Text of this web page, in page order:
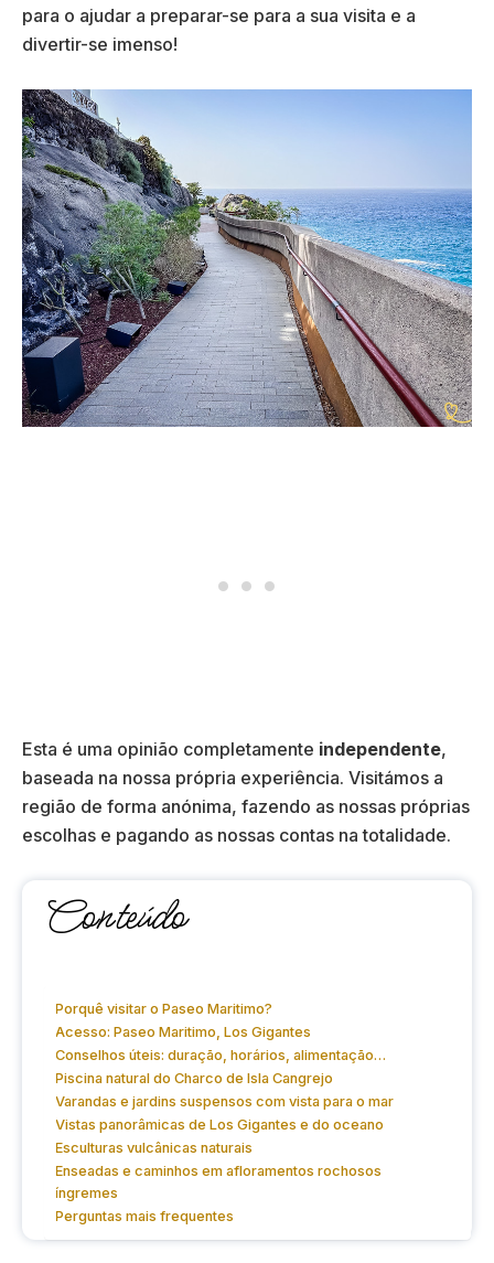
para o ajudar a preparar-se para a sua visita e a
divertir-se imenso!
Esta é uma opinião completamente independente,
baseada na nossa própria experiência. Visitámos a
região de forma anónima, fazendo as nossas próprias
escolhas e pagando as nossas contas na totalidade.
Conteúdo
Porquê visitar o Paseo Maritimo?
Acesso: Paseo Maritimo, Los Gigantes
Conselhos úteis: duração, horários, alimentação…
Piscina natural do Charco de Isla Cangrejo
Varandas e jardins suspensos com vista para o mar
Vistas panorâmicas de Los Gigantes e do oceano
Esculturas vulcânicas naturais
Enseadas e caminhos em afloramentos rochosos
íngremes
Perguntas mais frequentes